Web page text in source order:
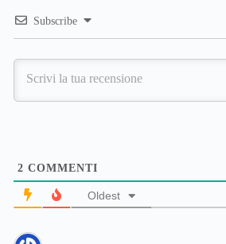
Subscribe
2 COMMENTI
Oldest